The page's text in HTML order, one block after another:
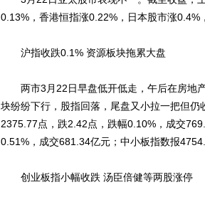
0.13%，香港恒指涨0.22%，日本股市涨0.4%
沪指收跌0.1% 资源板块拖累大盘
两市3月22日早盘低开低走，午后在房地产
块纷纷下行，股指回落，尾盘又小拉一把但
2375.77点，跌2.42点，跌幅0.10%，成交
0.51%，成交681.34亿元；中小板指数报
创业板指小幅收跌 汤臣倍健等两股涨停